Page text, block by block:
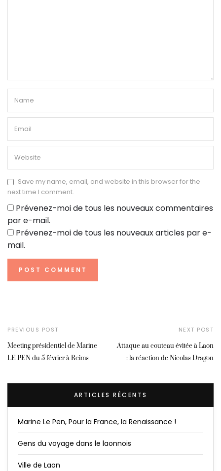
Save my name, email, and website in this browser for the
next time I comment.
Prévenez-moi de tous les nouveaux commentaires
par e-mail.
Prévenez-moi de tous les nouveaux articles par e-
mail.
PREVIOUS POST
Meeting présidentiel de Marine
LE PEN du 5 février à Reims
NEXT POST
Attaque au couteau évitée à Laon
: la réaction de Nicolas Dragon
ARTICLES RÉCENTS
Marine Le Pen, Pour la France, la Renaissance !
Gens du voyage dans le laonnois
Ville de Laon